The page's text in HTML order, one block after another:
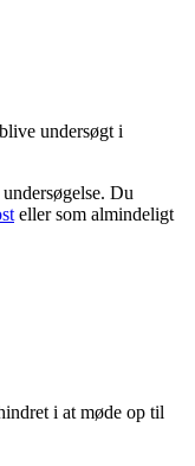
undersøgt i
Du
eller som almindeligt
i at møde op til